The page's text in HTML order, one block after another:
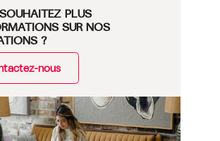
PLUS
SUR NOS
?
nous